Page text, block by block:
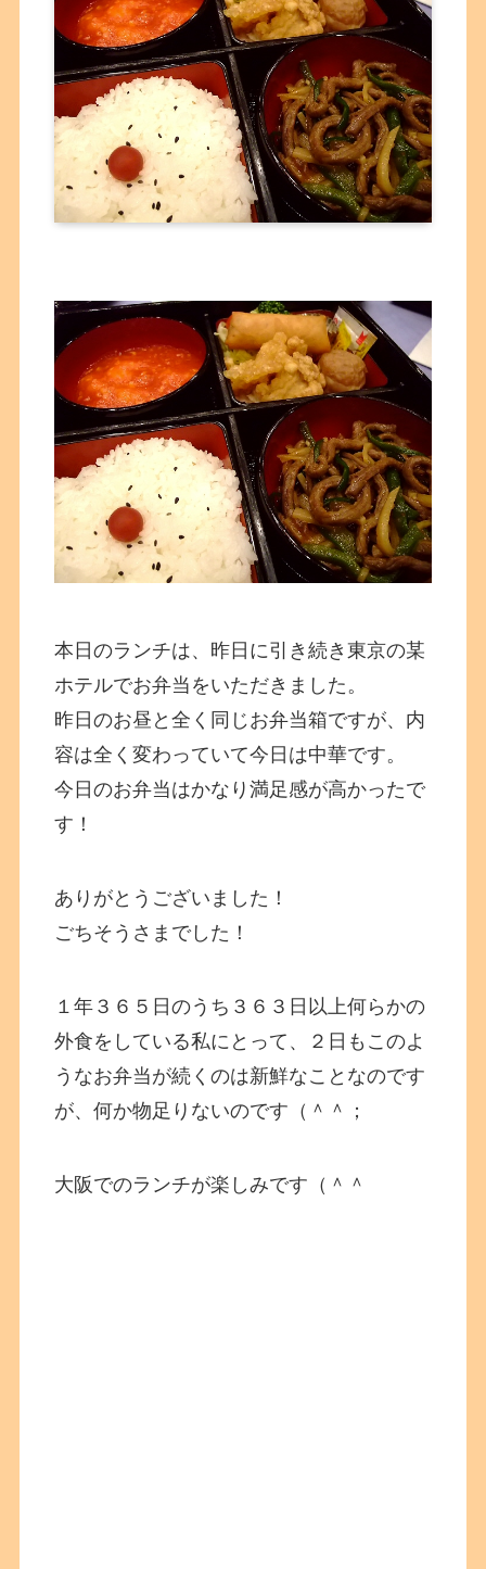
本日のランチは、昨日に引き続き東京の某
ホテルでお弁当をいただきました。
昨日のお昼と全く同じお弁当箱ですが、内
容は全く変わっていて今日は中華です。
今日のお弁当はかなり満足感が高かったで
す！
ありがとうございました！
ごちそうさまでした！
１年３６５日のうち３６３日以上何らかの
外食をしている私にとって、２日もこのよ
うなお弁当が続くのは新鮮なことなのです
が、何か物足りないのです（＾＾；
大阪でのランチが楽しみです（＾＾